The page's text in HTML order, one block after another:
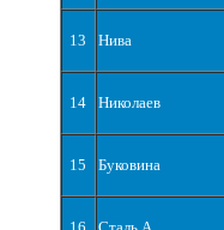
13 Нива
14 Николаев
15 Буковина